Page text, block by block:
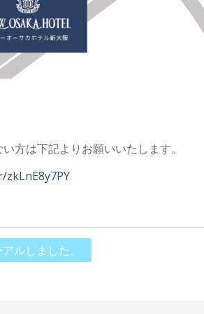
方は下記よりお願いいたします。
ルしました。